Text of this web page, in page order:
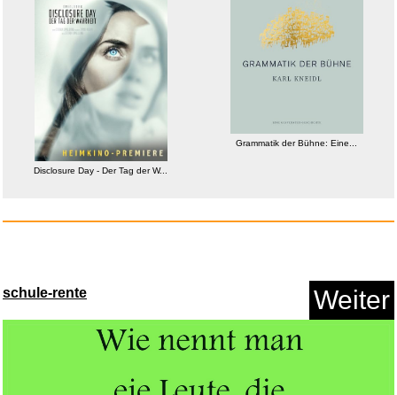
Anzeige
Anzeige
Disclosure Day - Der Tag der W...
Grammatik der Bühne: Eine...
schule-rente Weiter